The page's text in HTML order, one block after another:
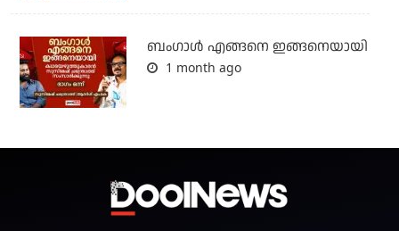
ബം​ഗാൾ എങ്ങനെ ഇങ്ങനെയായി
1 month ago